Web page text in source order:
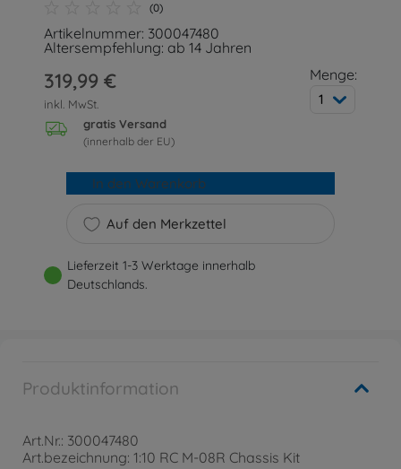
(0)
Artikelnummer: 300047480
Altersempfehlung: ab 14 Jahren
319,99 €
inkl. MwSt.
gratis Versand
(innerhalb der EU)
Menge:
1
Auf den Merkzettel
In den Warenkorb
Lieferzeit 1-3 Werktage innerhalb
Deutschlands.
Produktinformation
Art.Nr.: 300047480
Art.bezeichnung: 1:10 RC M-08R Chassis Kit